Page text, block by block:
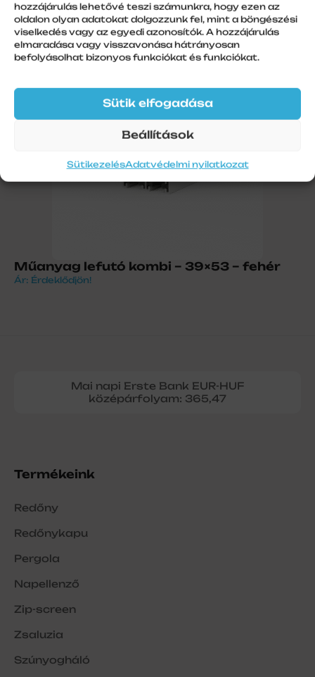
hozzájárulás lehetővé teszi számunkra, hogy ezen az
oldalon olyan adatokat dolgozzunk fel, mint a böngészési
viselkedés vagy az egyedi azonosítók. A hozzájárulás
elmaradása vagy visszavonása hátrányosan
befolyásolhat bizonyos funkciókat és funkciókat.
Sütik elfogadása
Beállítások
SütikezelésAdatvédelmi nyilatkozat
Műanyag lefutó kombi – 39×53 – fehér
Ár: Érdeklődjön!
Mai napi Erste Bank EUR-HUF
középárfolyam: 365,47
Termékeink
Redőny
Redőnykapu
Pergola
Napellenző
Zip-screen
Zsaluzia
Szúnyogháló